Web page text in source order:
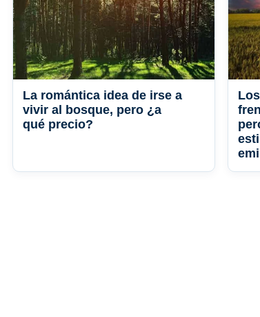
La romántica idea de irse a
vivir al bosque, pero ¿a
qué precio?